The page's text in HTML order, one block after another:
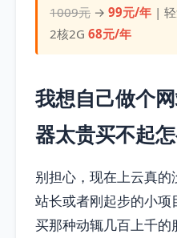
1009元 →99元/年 |
2核2G68元/年
我想自己做个
器太贵买不起
别担心，现在上云真的
站长或者刚起步的小
买那种动辄几百上千